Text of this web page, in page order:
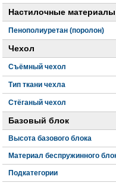
Настилочные материалы
Пенополиуретан (поролон)
Чехол
Съёмный чехол
Тип ткани чехла
Стёганый чехол
Базовый блок
Высота базового блока
Материал беспружинного
Подкатегории